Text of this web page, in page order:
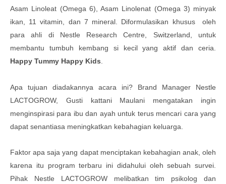
Asam Linoleat (Omega 6), Asam Linolenat (Omega 3) minyak
ikan, 11 vitamin, dan 7 mineral. Diformulasikan khusus oleh
para ahli di Nestle Research Centre, Switzerland, untuk
membantu tumbuh kembang si kecil yang aktif dan ceria.
Happy Tummy Happy Kids
Apa tujuan diadakannya acara ini? Brand Manager Nestle
LACTOGROW, Gusti kattani Maulani mengatakan ingin
menginspirasi para ibu dan ayah untuk terus mencari cara yang
dapat senantiasa meningkatkan kebahagian keluarga.
Faktor apa saja yang dapat menciptakan kebahagian anak, oleh
karena itu program terbaru ini didahului oleh sebuah survei.
Pihak Nestle LACTOGROW melibatkan tim psikolog dan